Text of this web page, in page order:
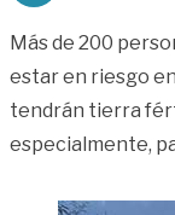
Más de 200
estar en riesgo
tendrán tierra
especialmente,